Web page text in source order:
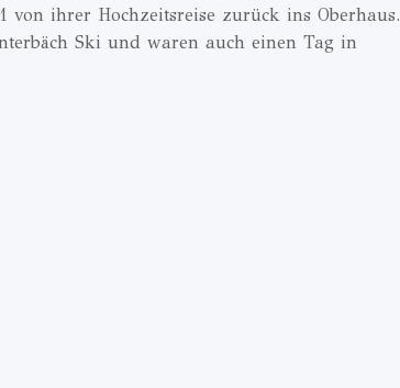
von ihrer Hochzeitsreise zurück ins Oberhaus.
Ski und waren auch einen Tag in